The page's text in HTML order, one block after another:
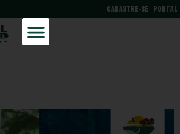
PORTAL
CADASTRE-SE